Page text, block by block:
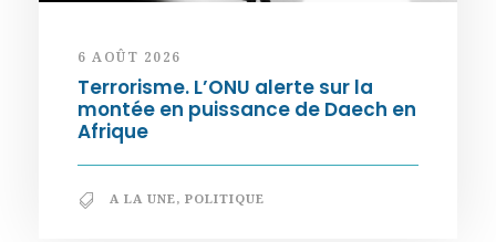
6 AOÛT 2026
Terrorisme. L’ONU alerte sur la
montée en puissance de Daech en
Afrique
A LA UNE, POLITIQUE